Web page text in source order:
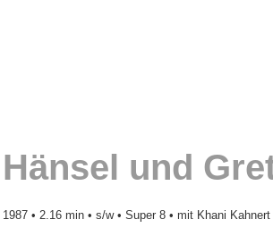
Hänsel und
1987 • 2.16 min • s/w • Super 8 • mit Khani Kahnert